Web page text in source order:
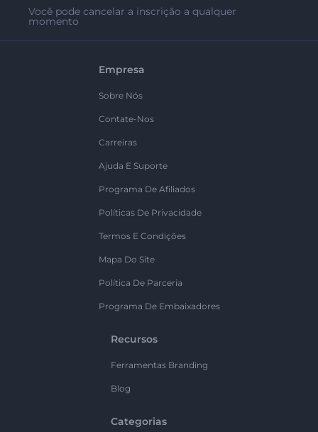
Você pode cancelar a inscrição a qualquer
momento
Empresa
Sobre Nós
Contate-Nos
Carreiras
Ajuda E Suporte
Programa De Afiliados
Políticas De Privacidade
Termos E Condições
Mapa Do Site
Política De Parceria
Programa De Embaixadores
Recursos
Ferramentas Branding
Blog
Categorias